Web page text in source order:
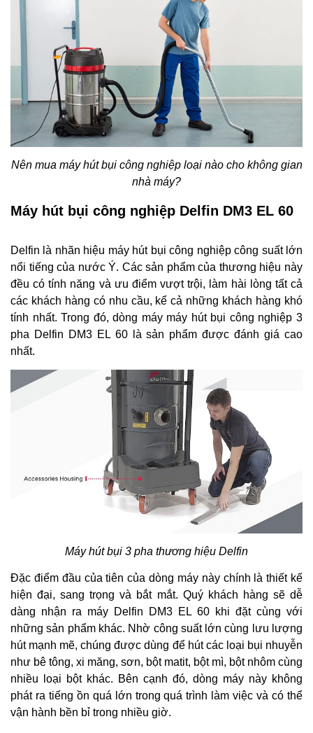
Nên mua máy hút bụi công nghiệp loại nào cho không gian
nhà máy?
Máy hút bụi công nghiệp Delfin DM3 EL 60
Delfin là nhãn hiệu máy hút bụi công nghiệp công suất lớn
nổi tiếng của nước Ý. Các sản phẩm của thương hiệu này
đều có tính năng và ưu điểm vượt trội, làm hài lòng tất cả
các khách hàng có nhu cầu, kể cả những khách hàng khó
tính nhất. Trong đó, dòng máy máy hút bụi công nghiệp 3
pha Delfin DM3 EL 60 là sản phẩm được đánh giá cao
nhất.
Máy hút bụi 3 pha thương hiệu Delfin
Đặc điểm đầu của tiên của dòng máy này chính là thiết kế
hiện đại, sang trọng và bắt mắt. Quý khách hàng sẽ dễ
dàng nhận ra máy Delfin DM3 EL 60 khi đặt cùng với
những sản phẩm khác. Nhờ công suất lớn cùng lưu lượng
hút mạnh mẽ, chúng được dùng để hút các loại bụi nhuyễn
như bê tông, xi măng, sơn, bột matit, bột mì, bột nhôm cùng
nhiều loại bột khác. Bên cạnh đó, dòng máy này không
phát ra tiếng ồn quá lớn trong quá trình làm việc và có thể
vận hành bền bỉ trong nhiều giờ.